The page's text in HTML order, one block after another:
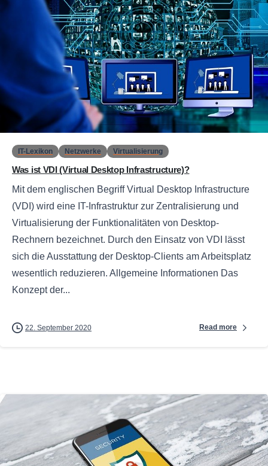
0
IT-Lexikon Netzwerke Virtualisierung
Was ist VDI (Virtual Desktop Infrastructure)?
Mit dem englischen Begriff Virtual Desktop Infrastructure
(VDI) wird eine IT-Infrastruktur zur Zentralisierung und
Virtualisierung der Funktionalitäten von Desktop-
Rechnern bezeichnet. Durch den Einsatz von VDI lässt
sich die Ausstattung der Desktop-Clients am Arbeitsplatz
wesentlich reduzieren. Allgemeine Informationen Das
Konzept der...
22. September 2020 Read more